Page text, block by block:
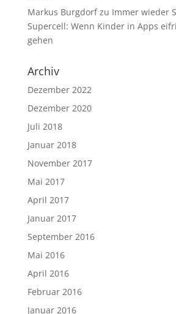
Markus Burgdorfzu Immer wieder
Supercell: Wenn Kinder in Apps
gehen
Archiv
Dezember 2022
Dezember 2020
Juli 2018
Januar 2018
November 2017
Mai 2017
April 2017
Januar 2017
September 2016
Mai 2016
April 2016
Februar 2016
Januar 2016